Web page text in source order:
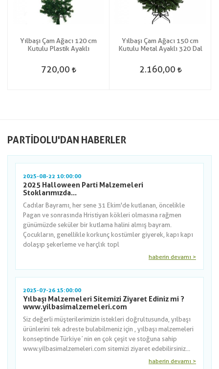
Yılbaşı Çam Ağacı 120 cm
Kutulu Plastik Ayaklı
720,00
Yılbaşı Çam Ağacı 150 cm
Kutulu Metal Ayaklı 320 Dal
2.160,00
PARTIDOLU'DAN HABERLER
2025-08-22 10:00:00
2025 Halloween Parti Malzemeleri
Stoklarımızda...
Cadılar Bayramı, her sene 31 Ekim'de kutlanan, öncelikle
Pagan ve sonrasında Hristiyan kökleri olmasına rağmen
günümüzde seküler bir kutlama halini almış bayram.
Çocukların, genellikle korkunç kostümler giyerek, kapı kapı
dolaşıp şekerleme ve harçlık topl
haberin devamı >
2025-07-26 15:00:00
Yılbaşı Malzemeleri Sitemizi Ziyaret Ediniz mi ?
www.yilbasimalzemeleri.com
Siz değerli müşterilerimizin istekleri doğrultusunda, yılbaşı
ürünlerini tek adreste bulabilmeniz için , yılbaşı malzemeleri
konseptinde Türkiye´nin en çok çeşit ve stoğuna sahip
www.yilbasimalzemeleri.com sitemizi ziyaret edebilirsiniz...
haberin devamı >